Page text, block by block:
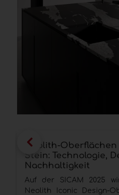
Neolith-Oberflächen
Stein: Technologie,
Nachhaltigkeit
Auf der SICAM 2025
Neolith Iconic Design-